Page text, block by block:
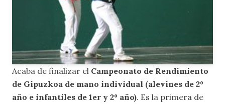
Acaba de finalizar el Campeonato de Rendimiento
de Gipuzkoa de mano individual (alevines de 2º
año e infantiles de 1er y 2º año). Es la primera de